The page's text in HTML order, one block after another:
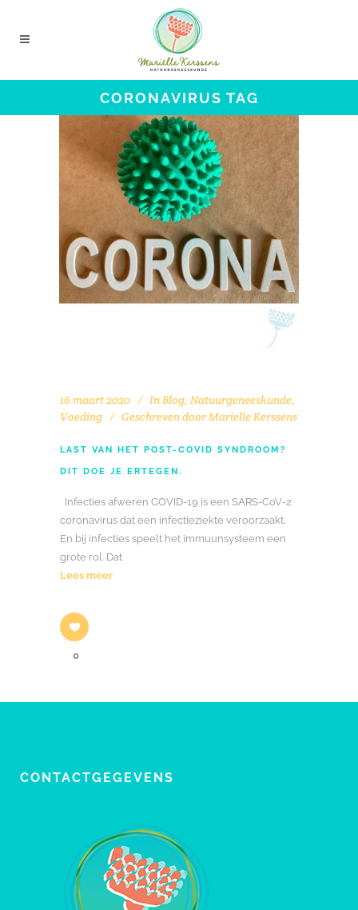
CORONAVIRUS TAG
16 maart 2020 In Blog, Natuurgeneeskunde,
Voeding
Geschreven doorMarielle Kerssens
LAST VAN HET POST-COVID SYNDROOM?
DIT DOE JE ERTEGEN.
Infecties afweren COVID-19 is een SARS-CoV-2
coronavirus dat een infectieziekte veroorzaakt.
En bij infecties speelt het immuunsysteem een
grote rol. Dat
Lees meer
0
CONTACTGEGEVENS